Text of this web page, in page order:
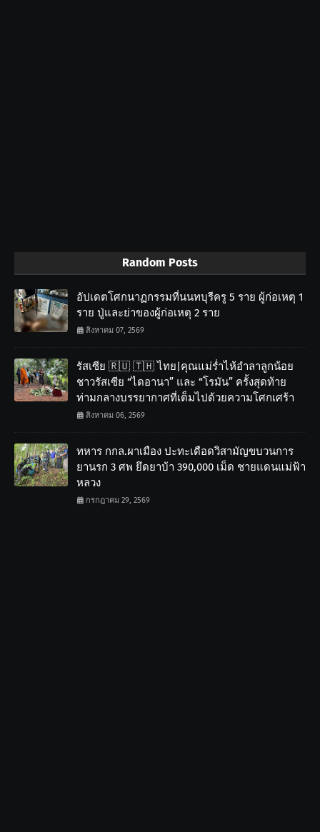
Random Posts
อัปเดตโศกนาฏกรรมที่นนทบุรีครู 5 ราย ผู้ก่อเหตุ 1
ราย ปู่และย่าของผู้ก่อเหตุ 2 ราย
สิงหาคม 07, 2569
รัสเซีย 🇷🇺 🇹🇭 ไทย|คุณแม่ร่ำไห้อำลาลูกน้อย
ชาวรัสเซีย “ไดอานา” และ “โรมัน” ครั้งสุดท้าย
ท่ามกลางบรรยากาศที่เต็มไปด้วยความโศกเศร้า
สิงหาคม 06, 2569
ทหาร กกล.ผาเมือง ปะทะเดือดวิสามัญขบวนการ
ยานรก 3 ศพ ยึดยาบ้า 390,000 เม็ด ชายแดนแม่ฟ้า
หลวง
กรกฎาคม 29, 2569